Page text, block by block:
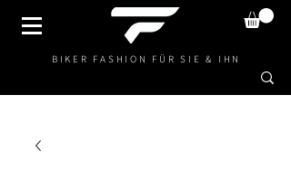
BIKER FASHION FÜR SIE & IHN